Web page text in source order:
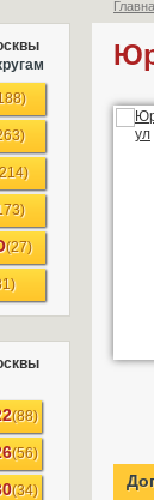
(27)
(88)
(56)
(34)